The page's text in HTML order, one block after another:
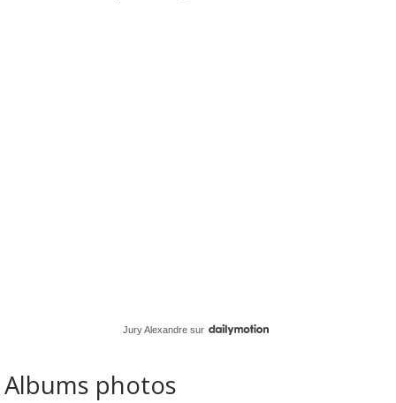
Jury Alexandre sur
Albums photos